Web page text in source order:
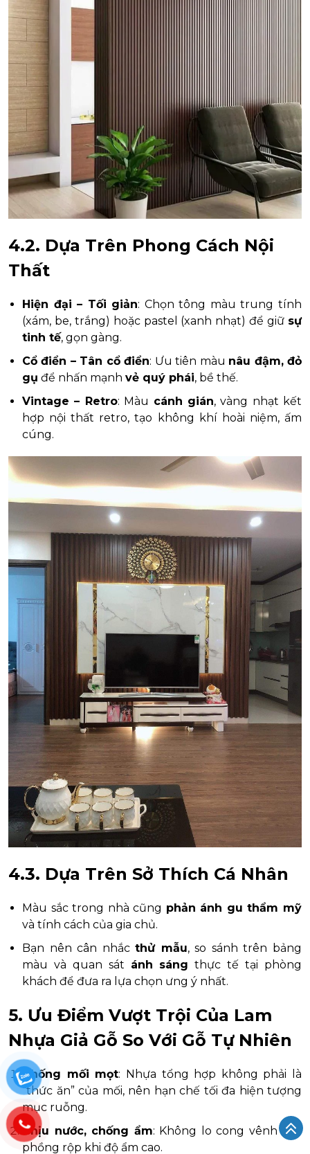
4.2. Dựa Trên Phong Cách Nội
Thất
Hiện đại – Tối giản: Chọn tông màu trung tính
(xám, be, trắng) hoặc pastel (xanh nhạt) để giữ sự
tinh tế, gọn gàng.
Cổ điển – Tân cổ điển: Ưu tiên màu nâu đậm, đỏ
gụ để nhấn mạnh vẻ quý phái, bề thế.
Vintage – Retro: Màu cánh gián, vàng nhạt kết
hợp nội thất retro, tạo không khí hoài niệm, ấm
cúng.
4.3. Dựa Trên Sở Thích Cá Nhân
Màu sắc trong nhà cũng phản ánh gu thẩm mỹ
và tính cách của gia chủ.
Bạn nên cân nhắcthử mẫu, so sánh trên bảng
màu và quan sát ánh sáng thực tế tại phòng
khách để đưa ra lựa chọn ưng ý nhất.
5. Ưu Điểm Vượt Trội Của Lam
Nhựa Giả Gỗ So Với Gỗ Tự Nhiên
Chống mối mọt: Nhựa tổng hợp không phải là
“thức ăn” của mối, nên hạn chế tối đa hiện tượng
mục ruỗng.
Chịu nước, chống ẩm: Không lo cong vênh hay
phồng rộp khi độ ẩm cao.